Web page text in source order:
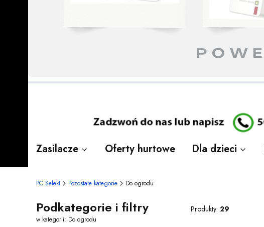
Naciśnij Enter lub spację, aby otworzyć stronę.
Naciśnij Enter lub spację, aby otworzyć stronę.
Naciśnij Enter lub spację, aby otworzyć stronę.
Naciśnij Enter lub spację, aby otworzyć stronę.
Naciśnij Enter lub spację, aby otworzyć stronę.
Naciśnij Enter lub spację, aby otworzyć stronę.
Naciśnij Enter lub spację, aby otworzyć stronę.
Zasilacze Oferty hurtowe Dla dzieci
PC Selekt Pozostałe kategorie Do ogrodu
Podkategorie i filtry
w kategorii: Do ogrodu
Produkty: 29